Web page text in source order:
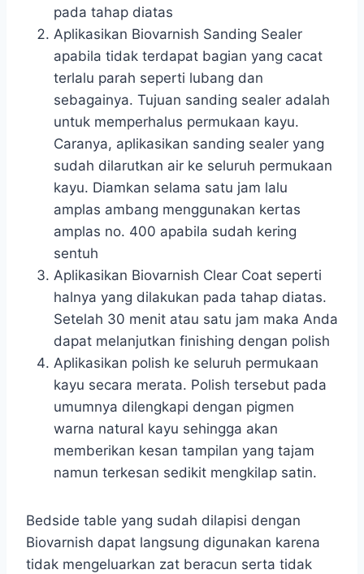
pada tahap diatas
Aplikasikan Biovarnish Sanding Sealer
apabila tidak terdapat bagian yang cacat
terlalu parah seperti lubang dan
sebagainya. Tujuan sanding sealer adalah
untuk memperhalus permukaan kayu.
Caranya, aplikasikan sanding sealer yang
sudah dilarutkan air ke seluruh permukaan
kayu. Diamkan selama satu jam lalu
amplas ambang menggunakan kertas
amplas no. 400 apabila sudah kering
sentuh
Aplikasikan Biovarnish Clear Coat seperti
halnya yang dilakukan pada tahap diatas.
Setelah 30 menit atau satu jam maka Anda
dapat melanjutkan finishing dengan polish
Aplikasikan polish ke seluruh permukaan
kayu secara merata. Polish tersebut pada
umumnya dilengkapi dengan pigmen
warna natural kayu sehingga akan
memberikan kesan tampilan yang tajam
namun terkesan sedikit mengkilap satin.
Bedside table yang sudah dilapisi dengan
Biovarnish dapat langsung digunakan karena
tidak mengeluarkan zat beracun serta tidak